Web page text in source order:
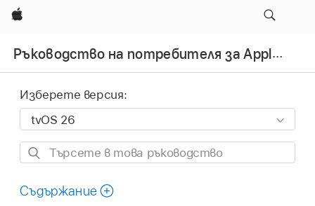
Apple
Ръководство на потребителя за Apple TV 4K
Изберете версия:
Търсете
това
Съдържание